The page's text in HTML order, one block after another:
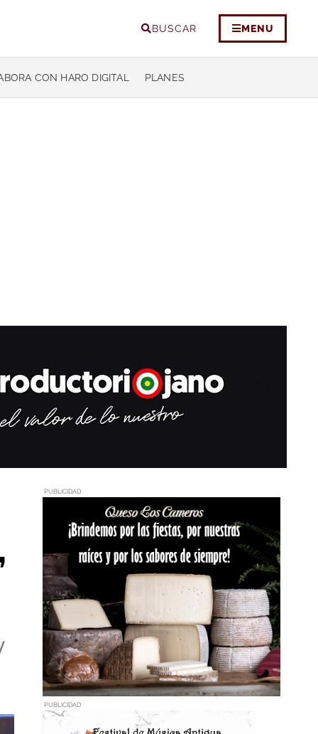
BUSCAR MENU
CON HARO DIGITAL PLANES
PUBLICIDAD
PUBLICIDAD